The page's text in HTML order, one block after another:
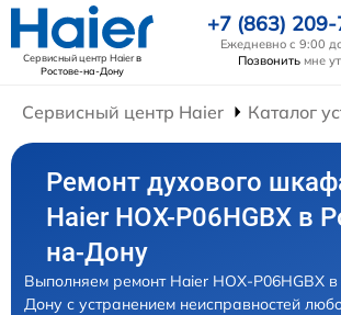
Сервисный центр Haierв
Ростове-на-Дону
+7 (863)
Ежедневно с 9:00
Позвонить мне
Сервисный центр Haier Каталог
Ремонт духового
Haier HOX-P06HGBX в
на-Дону
Выполняем ремонт Haier HOX-P06HGBX
Дону с устранением неисправностей